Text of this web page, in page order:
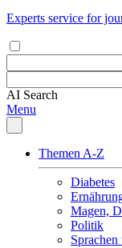
Experts service for
AI Search
Menu
Themen A-Z
Diabetes
Magen,
Politik